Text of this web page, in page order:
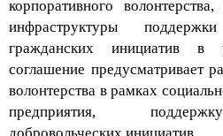
инфраструктуры
гражданских инициатив в
соглашение предусматривает
волонтерства в рамках
предприятия, поддержку
добровольческих инициатив